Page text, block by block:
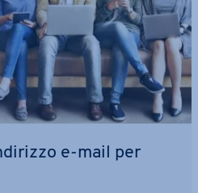
e-mail per